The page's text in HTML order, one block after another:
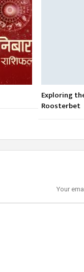
Exploring
Roosterbet
Your